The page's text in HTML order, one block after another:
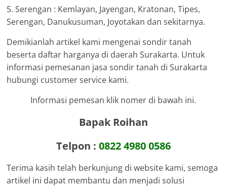
5. Serengan : Kemlayan, Jayengan, Kratonan, Tipes,
Serengan, Danukusuman, Joyotakan dan sekitarnya.
Demikianlah artikel kami mengenai sondir tanah
beserta daftar harganya di daerah Surakarta. Untuk
informasi pemesanan jasa sondir tanah di Surakarta
hubungi customer service kami.
Informasi pemesan klik nomer di bawah ini.
Bapak Roihan
Telpon : 0822 4980 0586
Terima kasih telah berkunjung di website kami, semoga
artikel ini dapat membantu dan menjadi solusi